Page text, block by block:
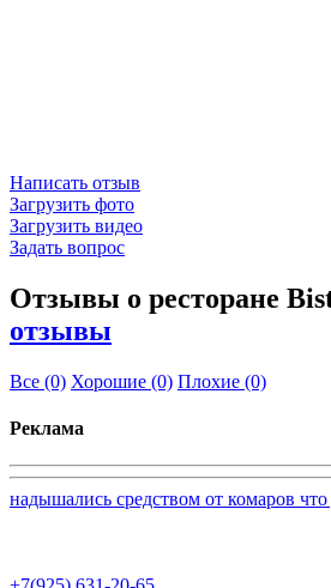
Написать отзыв
Загрузить фото
Загрузить видео
Задать вопрос
Отзывы о ресторане
отзывы
Все (0) Хорошие (0) Плохие (0)
Реклама
надышались средством от комаров что